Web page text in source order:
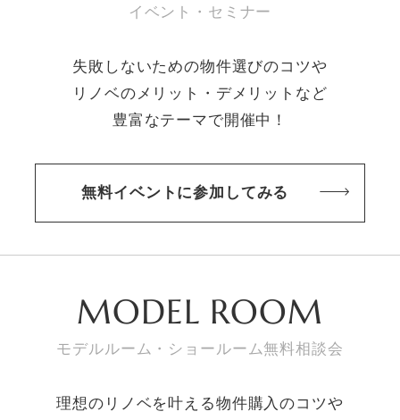
イベント・セミナー
失敗しないための物件選びのコツや
リノベのメリット・デメリットなど
豊富なテーマで開催中！
無料イベントに参加してみる
MODEL ROOM
モデルルーム・ショールーム無料相談会
理想のリノベを叶える物件購入のコツや